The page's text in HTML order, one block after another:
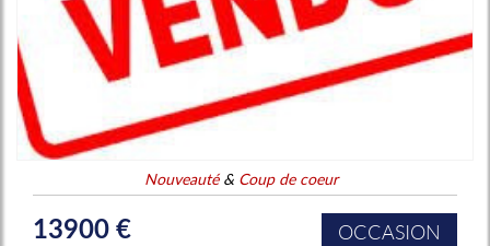
Nouveauté& Coup de coeur
13900 € OCCASION